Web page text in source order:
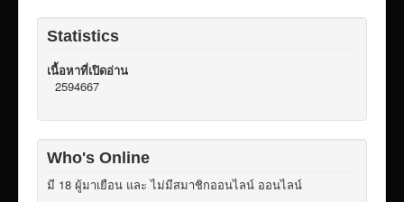
Statistics
เนื้อหาที่เปิดอ่าน
2594667
Who's Online
มี 18 ผู้มาเยือน และ ไม่มีสมาชิกออนไลน์ ออนไลน์